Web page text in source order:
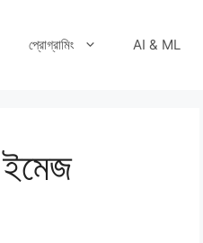
প্রোগ্রামিং AI & ML